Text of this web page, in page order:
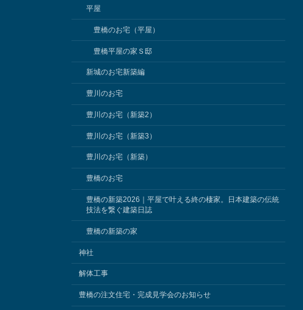
平屋
豊橋のお宅（平屋）
豊橋平屋の家Ｓ邸
新城のお宅新築編
豊川のお宅
豊川のお宅（新築2）
豊川のお宅（新築3）
豊川のお宅（新築）
豊橋のお宅
豊橋の新築2026｜平屋で叶える終の棲家。日本建築の伝統
技法を繋ぐ建築日誌
豊橋の新築の家
神社
解体工事
豊橋の注文住宅・完成見学会のお知らせ